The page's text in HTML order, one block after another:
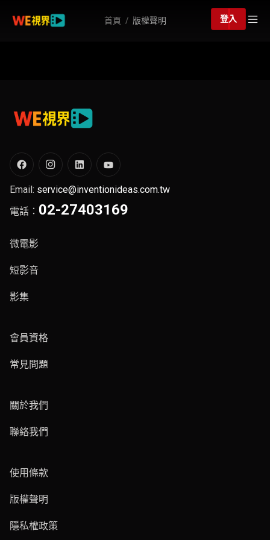
登入
首頁 版權聲明
Email: service@inventionideas.com.tw
電話： 02-27403169
微電影
短影音
影集
會員資格
常見問題
關於我們
聯絡我們
使用條款
版權聲明
隱私權政策